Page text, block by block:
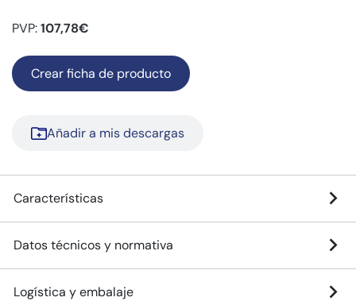
PVP:107,78€
Crear ficha de producto
Añadir a mis descargas
Características
Datos técnicos y normativa
Logística y embalaje